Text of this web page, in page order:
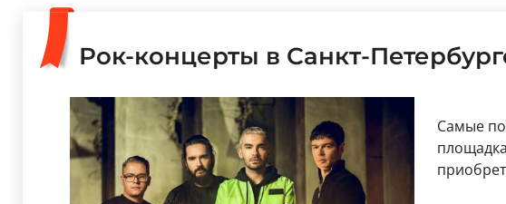
Рок-концерты в Санкт-
Самые